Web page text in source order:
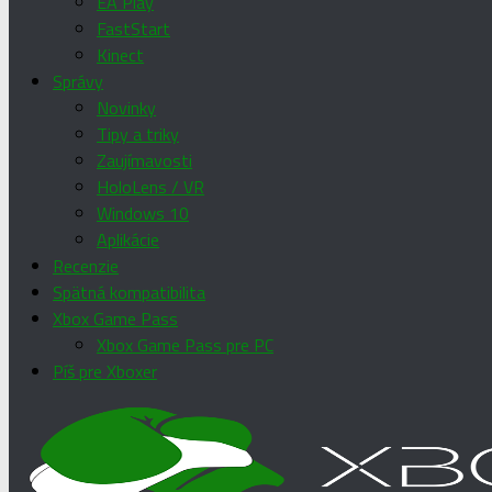
FastStart
Kinect
Správy
Novinky
Tipy a triky
Zaujímavosti
HoloLens / VR
Windows 10
Aplikácie
Recenzie
Spätná kompatibilita
Xbox Game Pass
Xbox Game Pass pre PC
Píš pre Xboxer